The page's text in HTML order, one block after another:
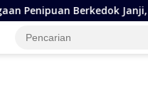
Perempuan Asal